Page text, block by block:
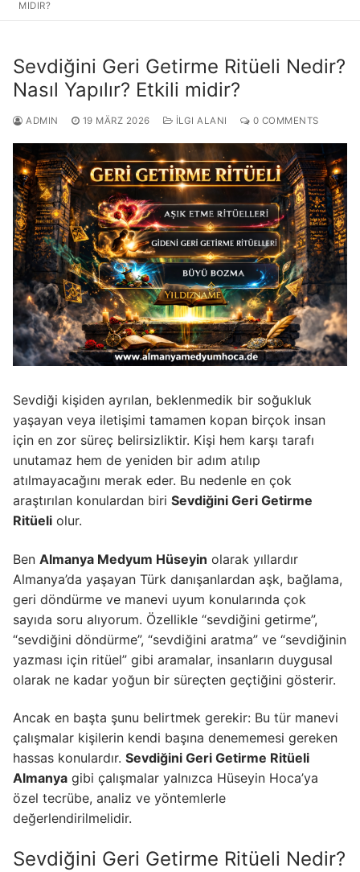
MIDIR?
Sevdiğini Geri Getirme Ritüeli Nedir?
Nasıl Yapılır? Etkili midir?
ADMIN 19 MÄRZ 2026 İLGI ALANI 0 COMMENTS
Sevdiği kişiden ayrılan, beklenmedik bir soğukluk
yaşayan veya iletişimi tamamen kopan birçok insan
için en zor süreç belirsizliktir. Kişi hem karşı tarafı
unutamaz hem de yeniden bir adım atılıp
atılmayacağını merak eder. Bu nedenle en çok
araştırılan konulardan biri Sevdiğini Geri Getirme
Ritüeli olur.
Ben Almanya Medyum Hüseyin olarak yıllardır
Almanya’da yaşayan Türk danışanlardan aşk, bağlama,
geri döndürme ve manevi uyum konularında çok
sayıda soru alıyorum. Özellikle “sevdiğini getirme”,
“sevdiğini döndürme”, “sevdiğini aratma” ve “sevdiğinin
yazması için ritüel” gibi aramalar, insanların duygusal
olarak ne kadar yoğun bir süreçten geçtiğini gösterir.
Ancak en başta şunu belirtmek gerekir: Bu tür manevi
çalışmalar kişilerin kendi başına denememesi gereken
hassas konulardır. Sevdiğini Geri Getirme Ritüeli
Almanya gibi çalışmalar yalnızca Hüseyin Hoca’ya
özel tecrübe, analiz ve yöntemlerle
değerlendirilmelidir.
Sevdiğini Geri Getirme Ritüeli Nedir?